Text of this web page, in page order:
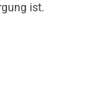
ist.